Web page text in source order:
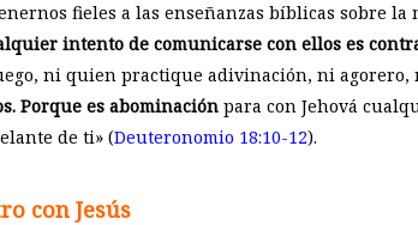
fieles a las enseñanzas bíblicas sobre
intento de comunicarse con ellos es
ni quien practique adivinación, ni
Porque es abominación para con Jehová
de ti» (Deuteronomio 18:10-12).
con Jesús